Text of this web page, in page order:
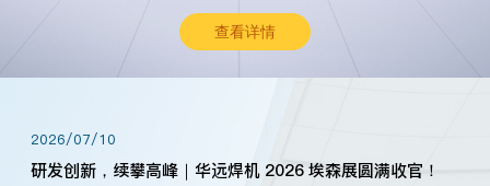
查看详情
2026/07/10
研发创新，续攀高峰｜华远焊机 2026 埃森展圆满收官！